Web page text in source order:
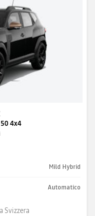
4x4
Mild Hybrid
Automatico
Svizzera